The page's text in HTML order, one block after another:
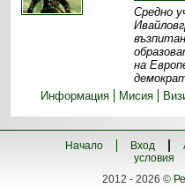
Средно
на
Информация
Мисия
Начало Вход
условия
2012 - 2026 ©